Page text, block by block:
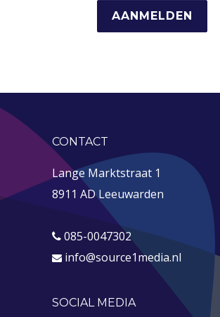
CONTACT
Lange Marktstraat 1
8911 AD Leeuwarden
085-0047302
info@source1media.nl
SOCIAL MEDIA